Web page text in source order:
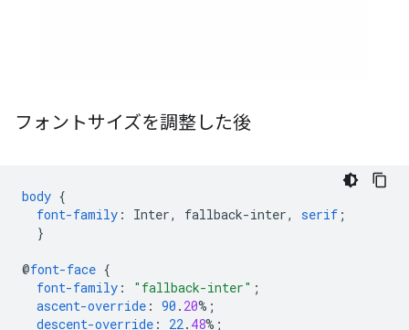
フォントサイズを調整した後
body {
font-family : Inter, fallback-inter, serif ;
}
@font-face {
font-family : "fallback-inter" ;
ascent-override : 90 . 20%;
descent-override : 22. 48%;